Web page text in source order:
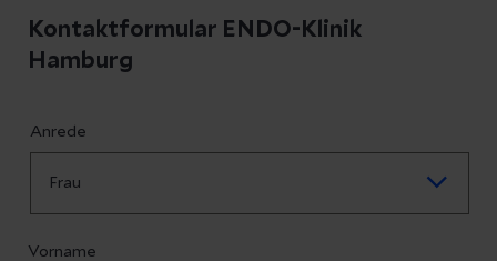
Kontaktformular ENDO-Klinik
Hamburg
Anrede
Vorname